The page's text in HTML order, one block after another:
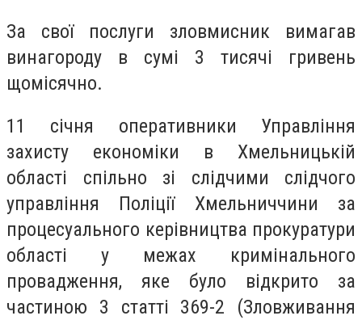
За свої послуги зловмисник вимагав
винагороду в сумі 3 тисячі гривень
щомісячно.
11 січня оперативники Управління
захисту економіки в Хмельницькій
області спільно зі слідчими слідчого
управління Поліції Хмельниччини за
процесуального керівництва прокуратури
області у межах кримінального
провадження, яке було відкрито за
частиною 3 статті 369-2 (Зловживання